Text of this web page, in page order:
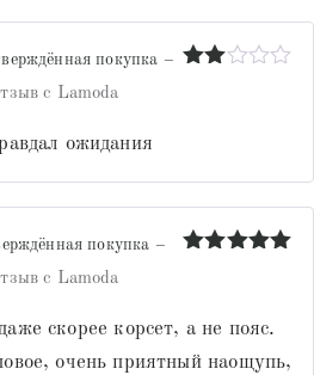
покупка –
с Lamoda
ожидания
покупка –
с Lamoda
скорее корсет, а не пояс.
очень приятный наощупь,